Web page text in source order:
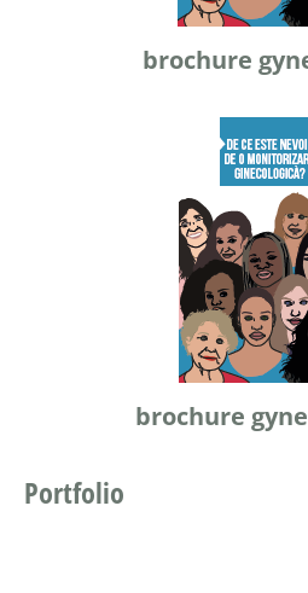
brochure
brochure
Portfolio